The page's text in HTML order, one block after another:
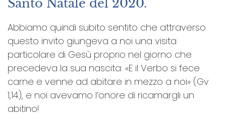
Santo Natale del 2020.
Abbiamo quindi subito sentito che attraverso
questo invito giungeva a noi una visita
particolare di Gesù proprio nel giorno che
precedeva la sua nascita: «E il Verbo si fece
carne e venne ad abitare in mezzo a noi» (Gv
1,14), e noi avevamo l’onore di ricamargli un
abitino!